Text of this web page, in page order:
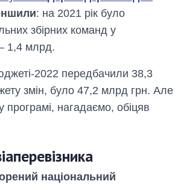
: на 2021 рік було
збірних команд у
– 1,4 млрд.
2022 передбачили 38,3
змін, було 47,2 млрд грн. Але
нагадаємо, обіцяв
національний